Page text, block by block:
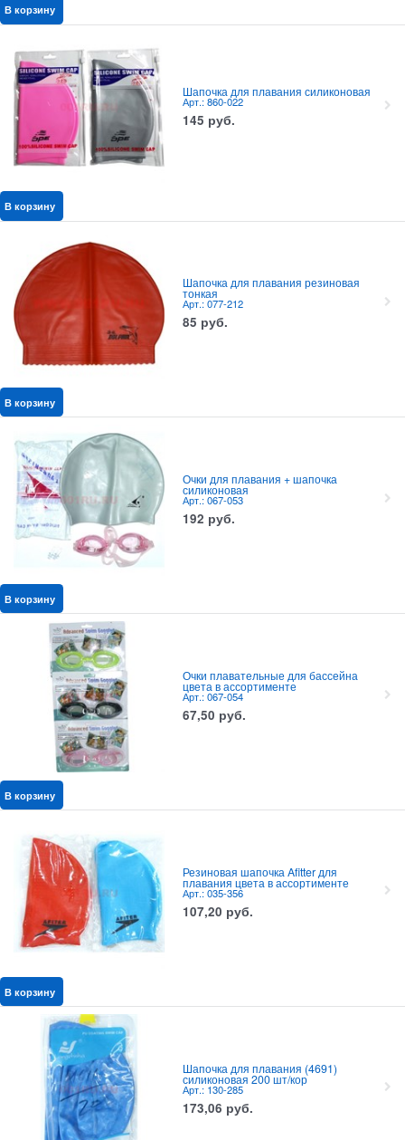
В корзину
Шапочка для плавания силиконовая
Арт.: 860-022
145 руб.
В корзину
Шапочка для плавания резиновая
тонкая
Арт.: 077-212
85 руб.
В корзину
Очки для плавания + шапочка
силиконовая
Арт.: 067-053
192 руб.
В корзину
Очки плавательные для бассейна
цвета в ассортименте
Арт.: 067-054
67,50 руб.
В корзину
Резиновая шапочка Afitter для
плавания цвета в ассортименте
Арт.: 035-356
107,20 руб.
В корзину
Шапочка для плавания (4691)
силиконовая 200 шт/кор
Арт.: 130-285
173,06 руб.